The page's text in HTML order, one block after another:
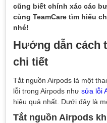
cũng biết chính xác các
cùng TeamCare tìm hiểu
nhé!
Hướng dẫn cách
chi tiết
Tắt nguồn Airpods là một
lỗi trong Airpods như sửa lỗi
hiệu quả nhất. Dưới đây là
Tắt nguồn Airpods